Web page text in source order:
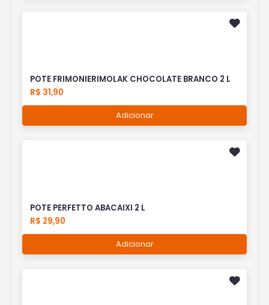
POTE FRIMONIERIMOLAK CHOCOLATE BRANCO 2 L
R$ 31,90
Adicionar
POTE PERFETTO ABACAIXI 2 L
R$ 29,90
Adicionar